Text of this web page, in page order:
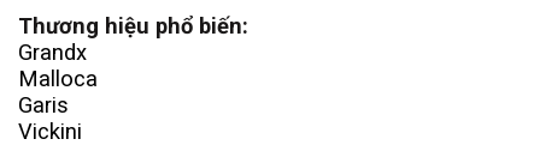
Thương hiệu phổ biến:
Grandx
Malloca
Garis
Vickini